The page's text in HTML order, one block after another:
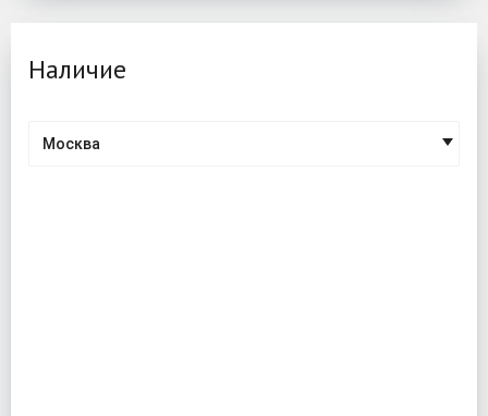
Наличие
Москва